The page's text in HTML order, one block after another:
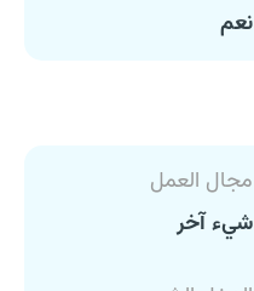
نعم
مجال العمل
شيء آخر